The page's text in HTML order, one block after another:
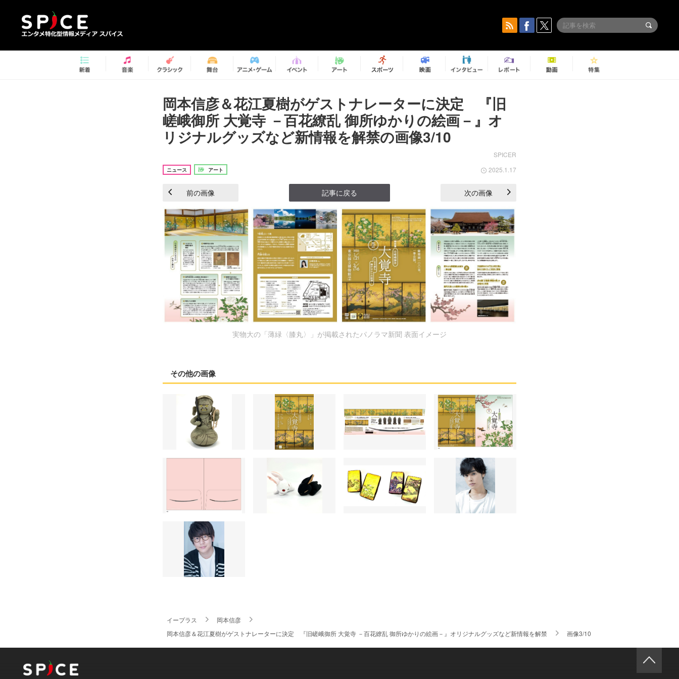
岡本信彦＆花江夏樹がゲストナレーターに決定 『旧
嵯峨御所 大覚寺 －百花繚乱 御所ゆかりの絵画－』オ
リジナルグッズなど新情報を解禁の画像3/10
SPICER
ニュース アート 2025.1.17
前の画像 記事に戻る 次の画像
実物大の「薄緑〈膝丸〉」が掲載されたパノラマ新聞 表面イメージ
その他の画像
イープラス
岡本信彦
岡本信彦＆花江夏樹がゲストナレーターに決定 『旧嵯峨御所 大覚寺 －百花繚乱 御所ゆかりの絵画－』オリジナルグッズなど新情報を解禁
画像3/10